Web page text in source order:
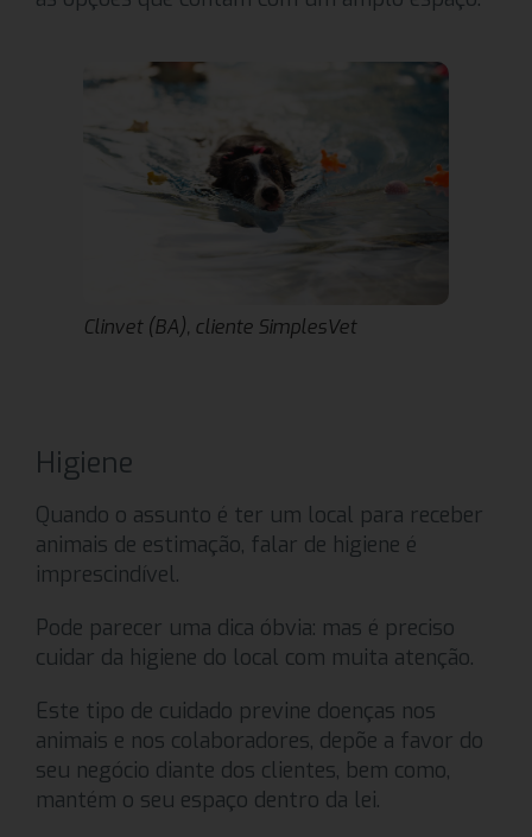
Clinvet (BA), cliente SimplesVet
Higiene
Quando o assunto é ter um local para receber
animais de estimação, falar de higiene é
imprescindível.
Pode parecer uma dica óbvia: mas é preciso
cuidar da higiene do local com muita atenção.
Este tipo de cuidado previne doenças nos
animais e nos colaboradores, depõe a favor do
seu negócio diante dos clientes, bem como,
mantém o seu espaço dentro da lei.